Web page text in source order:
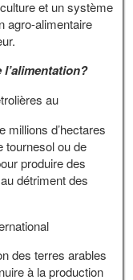
et un système
agro-alimentaire
au
millions d’hectares
tournesol ou de
produire des
détriment des
des terres arables
à la production